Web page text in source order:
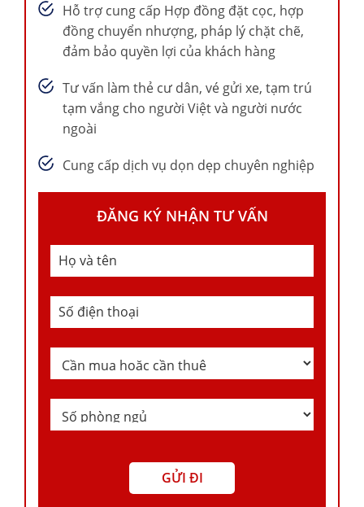
Hỗ trợ cung cấp Hợp đồng đặt cọc, hợp
đồng chuyển nhượng, pháp lý chặt chẽ,
đảm bảo quyền lợi của khách hàng
Tư vấn làm thẻ cư dân, vé gửi xe, tạm trú
tạm vắng cho người Việt và người nước
ngoài
Cung cấp dịch vụ dọn dẹp chuyên nghiệp
ĐĂNG KÝ NHẬN TƯ VẤN